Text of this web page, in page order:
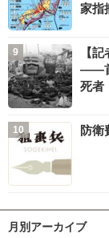
家指
【
――
死者
防衛
月別アーカイブ